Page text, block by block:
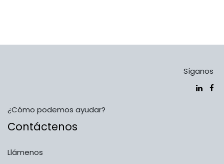
Síganos
¿Cómo podemos ayudar?
Contáctenos
Llámenos